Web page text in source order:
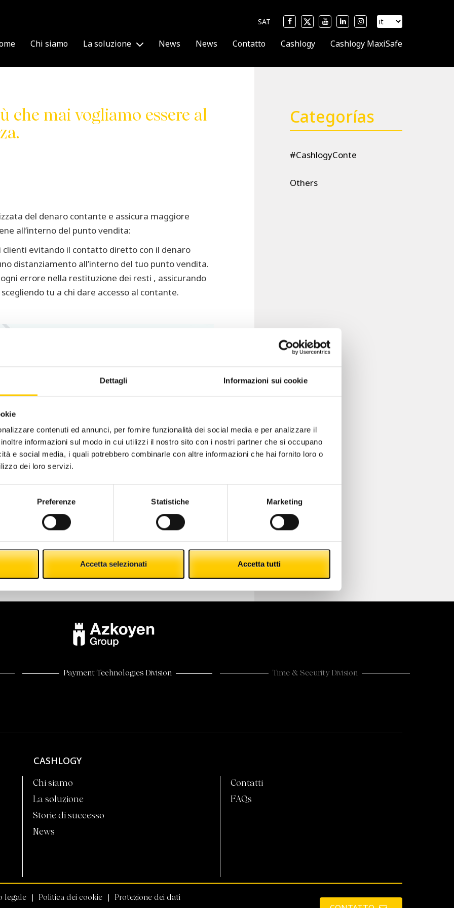
Dettagli Informazioni sui cookie
contenuti ed annunci, per fornire funzionalità dei social media e per analizzare il
informazioni sul modo in cui utilizzi il nostro sito con i nostri partner che si occupano
e social media, i quali potrebbero combinarle con altre informazioni che hai fornito loro o
dei loro servizi.
Preferenze Statistiche Marketing
Accetta selezionati Accetta tutti
SAT
Chi siamo La soluzione News News Contatto Cashlogy Cashlogy MaxiSafe
che mai vogliamo essere al
del denaro contante e assicura maggiore
all’interno del punto vendita:
evitando il contatto diretto con il denaro
distanziamento all’interno del tuo punto vendita.
errore nella restituzione dei resti , assicurando
tu a chi dare accesso al contante.
un
DENARO CONTANTE. QUANTO CONTA
DAVVERO?
Categorías
#CashlogyConte
Others
Payment Technologies Division Time & Security Division
CASHLOGY
Chi siamo
La soluzione
Storie di successo
News
Contatti
FAQs
Protezione dei dati
Politica dei cookie
legale